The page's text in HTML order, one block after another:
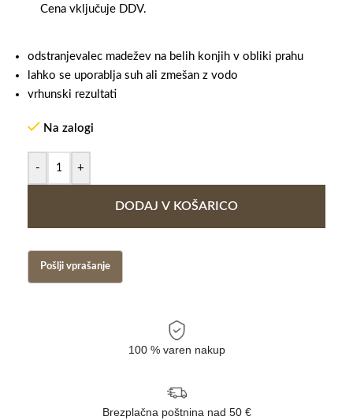
Cena vključuje DDV.
odstranjevalec madežev na belih konjih v obliki prahu
lahko se uporablja suh ali zmešan z vodo
vrhunski rezultati
Na zalogi
- +
DODAJ V KOŠARICO
100 % varen nakup
Brezplačna poštnina nad 50 €